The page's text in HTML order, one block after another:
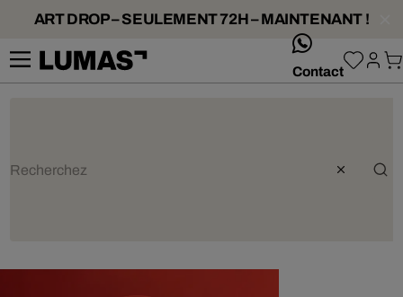
ART DROP – SEULEMENT 72H – MAINTENANT !
Contact